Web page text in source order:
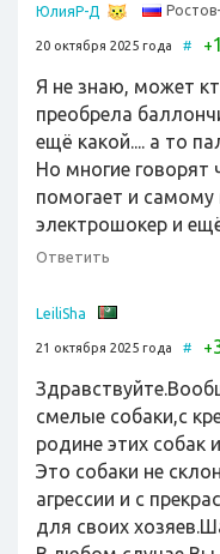
ЮлияР-Д
20 октября 2025 года # +1
Я не знаю, может
преобрела
ещё какой.... а то
Но многие говорят
помогает и
электрошокер и
Ответить
LeiliSha
21 октября 2025 года # +
смелые собаки,с
родине этих собак
Это собаки не
агрессии и с
для своих